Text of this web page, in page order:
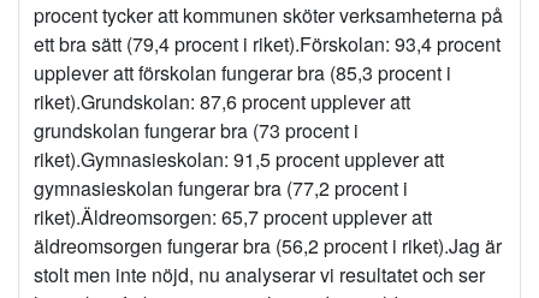
procent tycker att kommunen sköter verksamheterna på
ett bra sätt (79,4 procent i riket).Förskolan: 93,4 procent
upplever att förskolan fungerar bra (85,3 procent i
riket).Grundskolan: 87,6 procent upplever att
grundskolan fungerar bra (73 procent i
riket).Gymnasieskolan: 91,5 procent upplever att
gymnasieskolan fungerar bra (77,2 procent i
riket).Äldreomsorgen: 65,7 procent upplever att
äldreomsorgen fungerar bra (56,2 procent i riket).Jag är
stolt men inte nöjd, nu analyserar vi resultatet och ser